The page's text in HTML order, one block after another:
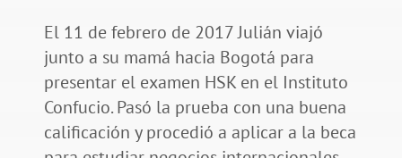
El 11 de febrero de 2017 Julián viajó
junto a su mamá hacia Bogotá para
presentar el examen HSK en el Instituto
Confucio. Pasó la prueba con una buena
calificación y procedió a aplicar a la beca